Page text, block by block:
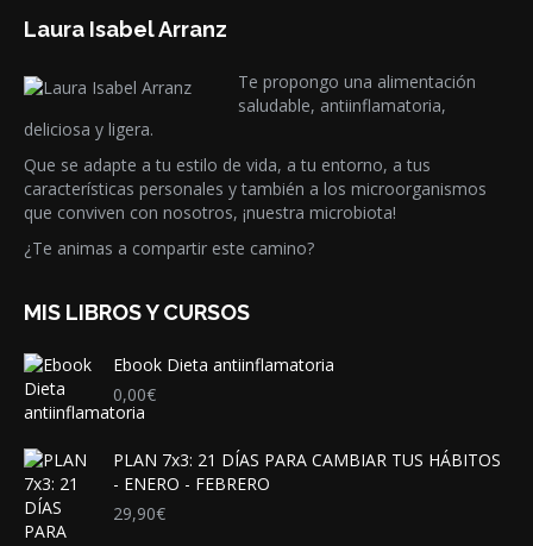
Laura Isabel Arranz
Te propongo una alimentación
saludable, antiinflamatoria,
deliciosa y ligera.
Que se adapte a tu estilo de vida, a tu entorno, a tus
características personales y también a los microorganismos
que conviven con nosotros, ¡nuestra microbiota!
¿Te animas a compartir este camino?
MIS LIBROS Y CURSOS
Ebook Dieta antiinflamatoria
0,00€
PLAN 7x3: 21 DÍAS PARA CAMBIAR TUS HÁBITOS
- ENERO - FEBRERO
29,90€